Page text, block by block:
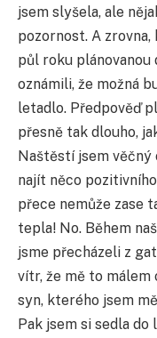
jsem slyšela, ale
pozornost. A zrovna,
půl roku plánovanou
oznámili, že možná
letadlo. Předpověď
přesně tak dlouho,
Naštěstí jsem věčný
najít něco
přece nemůže zase
tepla! No. Během
jsme přecházeli z
vítr, že mě to málem
syn, kterého jsem
Pak jsem si sedla do